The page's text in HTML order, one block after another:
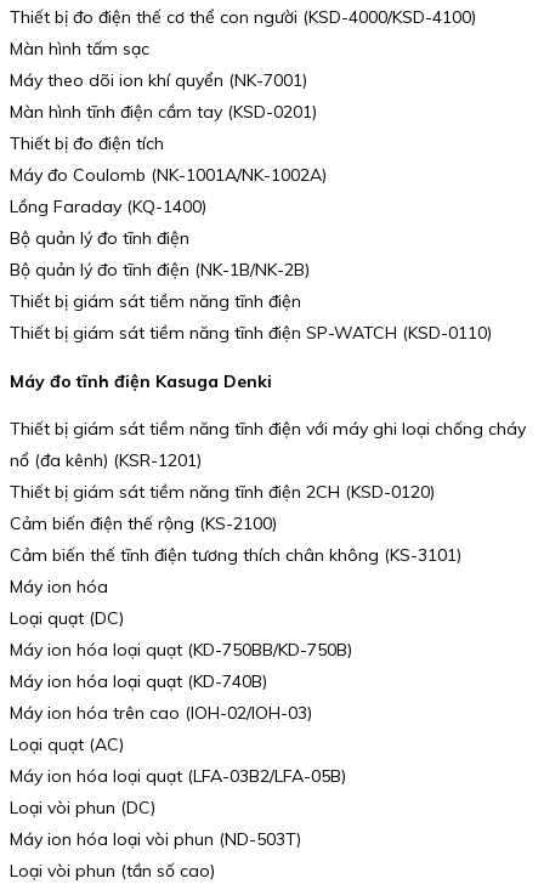
Thiết bị đo điện thế cơ thể con người (KSD-4000/KSD-4100)
Màn hình tấm sạc
Máy theo dõi ion khí quyển (NK-7001)
Màn hình tĩnh điện cầm tay (KSD-0201)
Thiết bị đo điện tích
Máy đo Coulomb (NK-1001A/NK-1002A)
Lồng Faraday (KQ-1400)
Bộ quản lý đo tĩnh điện
Bộ quản lý đo tĩnh điện (NK-1B/NK-2B)
Thiết bị giám sát tiềm năng tĩnh điện
Thiết bị giám sát tiềm năng tĩnh điện SP-WATCH (KSD-0110)
Máy đo tĩnh điện Kasuga Denki
Thiết bị giám sát tiềm năng tĩnh điện với máy ghi loại chống cháy
nổ (đa kênh) (KSR-1201)
Thiết bị giám sát tiềm năng tĩnh điện 2CH (KSD-0120)
Cảm biến điện thế rộng (KS-2100)
Cảm biến thế tĩnh điện tương thích chân không (KS-3101)
Máy ion hóa
Loại quạt (DC)
Máy ion hóa loại quạt (KD-750BB/KD-750B)
Máy ion hóa loại quạt (KD-740B)
Máy ion hóa trên cao (IOH-02/IOH-03)
Loại quạt (AC)
Máy ion hóa loại quạt (LFA-03B2/LFA-05B)
Loại vòi phun (DC)
Máy ion hóa loại vòi phun (ND-503T)
Loại vòi phun (tần số cao)